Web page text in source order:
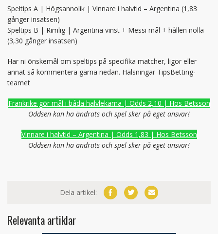
Speltips A | Högsannolik | Vinnare i halvtid – Argentina (1,83
gånger insatsen)
Speltips B | Rimlig | Argentina vinst + Messi mål + hållen nolla
(3,30 gånger insatsen)
Har ni önskemål om speltips på specifika matcher, ligor eller
annat så kommentera gärna nedan. Hälsningar TipsBetting-
teamet
Frankrike gör mål i båda halvlekarna | Odds 2,10 | Hos Betsson
Oddsen kan ha ändrats och spel sker på eget ansvar!
Vinnare i halvtid – Argentina | Odds 1,83 | Hos Betsson
Oddsen kan ha ändrats och spel sker på eget ansvar!
Dela artikel:
Relevanta artiklar